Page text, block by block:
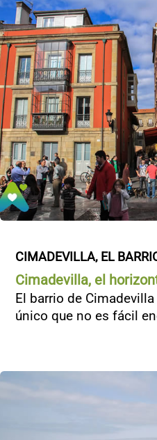
CIMADEVILLA, EL
Cimadevilla, el
El barrio de
único que no es fácil